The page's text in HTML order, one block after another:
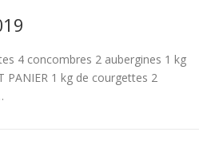
4 concombres 2 aubergines 1 kg
PANIER 1 kg de courgettes 2